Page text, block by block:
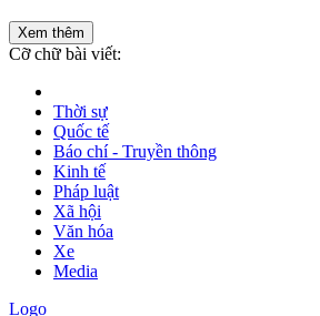
Xem thêm
Cỡ chữ bài viết:
Thời sự
Quốc tế
Báo chí - Truyền thông
Kinh tế
Pháp luật
Xã hội
Văn hóa
Xe
Media
Logo